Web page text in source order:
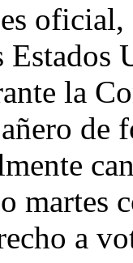
Estados
la
de
a